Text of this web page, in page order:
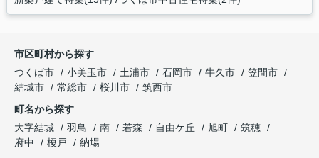
市区町村から探す
つくば市
小美玉市 土浦市 石岡市 牛久市
笠間市
結城市
常総市 桜川市
筑西市
町名から探す
大字結城
羽鳥 南 若森 自由ケ丘 旭町
筑穂
府中
榎戸
納場